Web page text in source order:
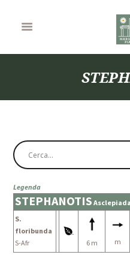
Legenda
STEPHANOTIS
S.
floribunda
S-Afr
6 m m